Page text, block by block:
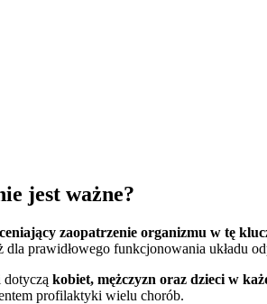
jest ważne?
zaopatrzenie organizmu w tę
prawidłowego funkcjonowania układu
dotyczą kobiet, mężczyzn oraz dzieci w
profilaktyki wielu chorób.